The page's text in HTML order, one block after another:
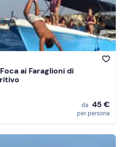
Prezzo (decrescente)
Recensioni
ai Faraglioni di
da 45 €
per persona